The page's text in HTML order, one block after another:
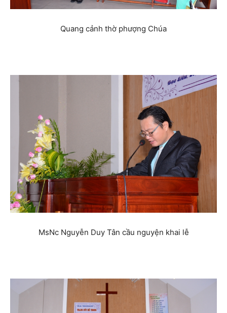
Quang cảnh thờ phượng Chúa
MsNc Nguyễn Duy Tân cầu nguyện khai lễ